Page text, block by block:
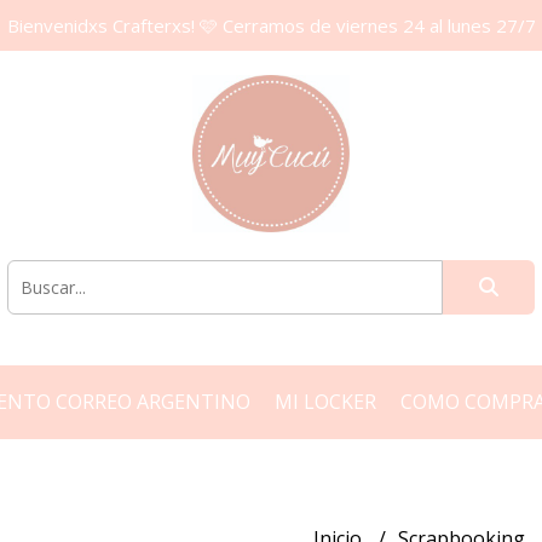
Bienvenidxs Crafterxs! 🩷 Cerramos de viernes 24 al lunes 27/7
CORREO ARGENTINO MI LOCKER COMO